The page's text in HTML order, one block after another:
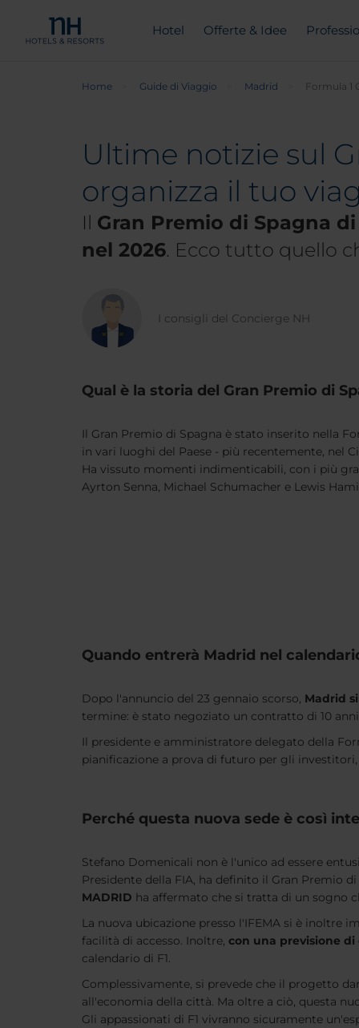
Hotel Offerte & Idee
Home Guide di Viaggio Madrid Formula
Ultime notizie sul
organizza il tuo
Il Gran Premio di Spagna di
nel 2026. Ecco tutto quello
I consigli del Concierge NH
Qual è la storia del Gran Premio di
Il Gran Premio di Spagna è stato inserito nella
in vari luoghi del Paese - più recentemente, nel
Ha vissuto momenti indimenticabili, con i più
Ayrton Senna, Michael Schumacher e Lewis
Quando entrerà Madrid nel
Dopo l'annuncio del 23 gennaio scorso, Madrid
termine: è stato negoziato un contratto di 10
Il presidente e amministratore delegato della
pianificazione a prova di futuro per gli
Perché questa nuova sede è così
Stefano Domenicali non è l'unico ad essere
Presidente della FIA, ha definito il Gran Premio
MADRID ha affermato che si tratta di un sogno
La nuova ubicazione presso l'IFEMA si è inoltre
facilità di accesso. Inoltre, con una previsione di
calendario di F1.
Complessivamente, si prevede che il progetto
all'economia della città. Ma oltre a ciò, questa
Gli appassionati di F1 vivranno sicuramente